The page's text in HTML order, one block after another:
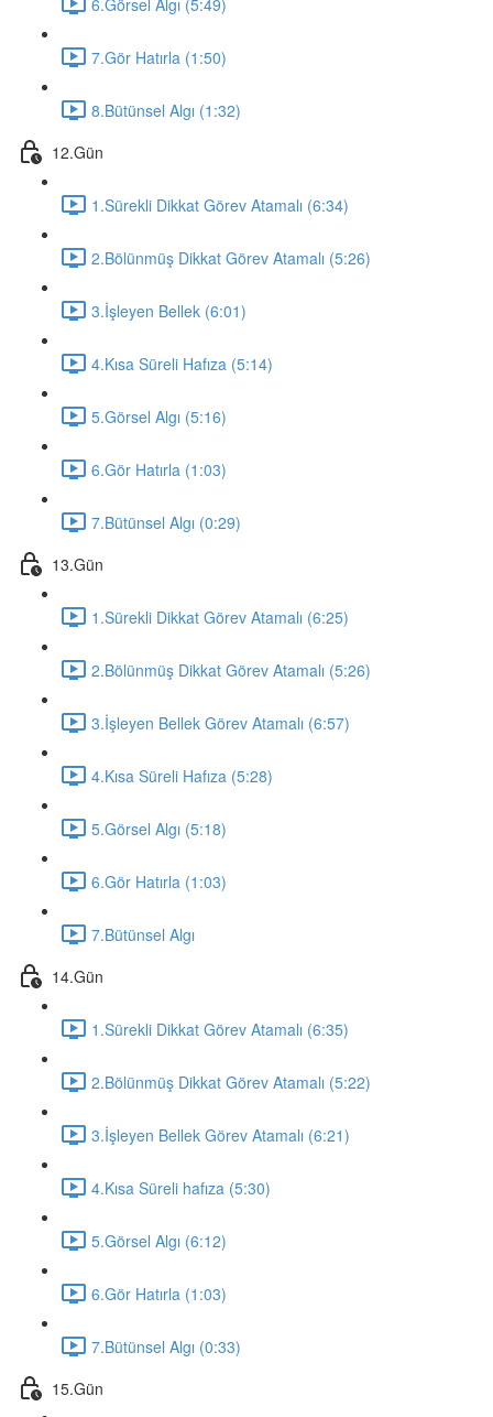
7.Gör Hatırla (1:50)
8.Bütünsel Algı (1:32)
12.Gün
1.Sürekli Dikkat Görev Atamalı (6:34)
2.Bölünmüş Dikkat Görev Atamalı (5:26)
3.İşleyen Bellek (6:01)
4.Kısa Süreli Hafıza (5:14)
5.Görsel Algı (5:16)
6.Gör Hatırla (1:03)
7.Bütünsel Algı (0:29)
13.Gün
1.Sürekli Dikkat Görev Atamalı (6:25)
2.Bölünmüş Dikkat Görev Atamalı (5:26)
3.İşleyen Bellek Görev Atamalı (6:57)
4.Kısa Süreli Hafıza (5:28)
5.Görsel Algı (5:18)
6.Gör Hatırla (1:03)
7.Bütünsel Algı
14.Gün
1.Sürekli Dikkat Görev Atamalı (6:35)
2.Bölünmüş Dikkat Görev Atamalı (5:22)
3.İşleyen Bellek Görev Atamalı (6:21)
4.Kısa Süreli hafıza (5:30)
5.Görsel Algı (6:12)
6.Gör Hatırla (1:03)
7.Bütünsel Algı (0:33)
15.Gün